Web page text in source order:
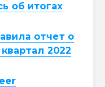
об итогах
отчет о
2022